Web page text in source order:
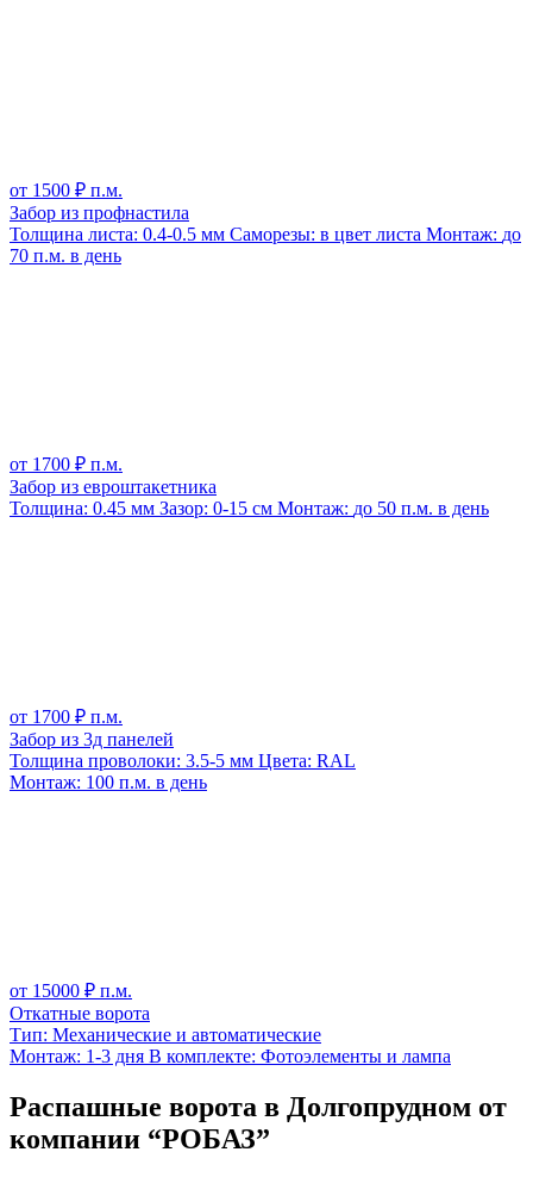
от 1500 ₽ п.м.
Забор из профнастила
Толщина листа: 0.4-0.5 мм Саморезы: в цвет листа Монтаж: до
70 п.м. в день
от 1700 ₽ п.м.
Забор из евроштакетника
Толщина: 0.45 мм Зазор: 0-15 см Монтаж: до 50 п.м. в день
от 1700 ₽ п.м.
Забор из 3д панелей
Толщина проволоки: 3.5-5 мм Цвета: RAL
Монтаж: 100 п.м. в день
от 15000 ₽ п.м.
Откатные ворота
Тип: Механические и автоматические
Монтаж: 1-3 дня В комплекте: Фотоэлементы и лампа
Распашные ворота в Долгопрудном от
компании “РОБАЗ”